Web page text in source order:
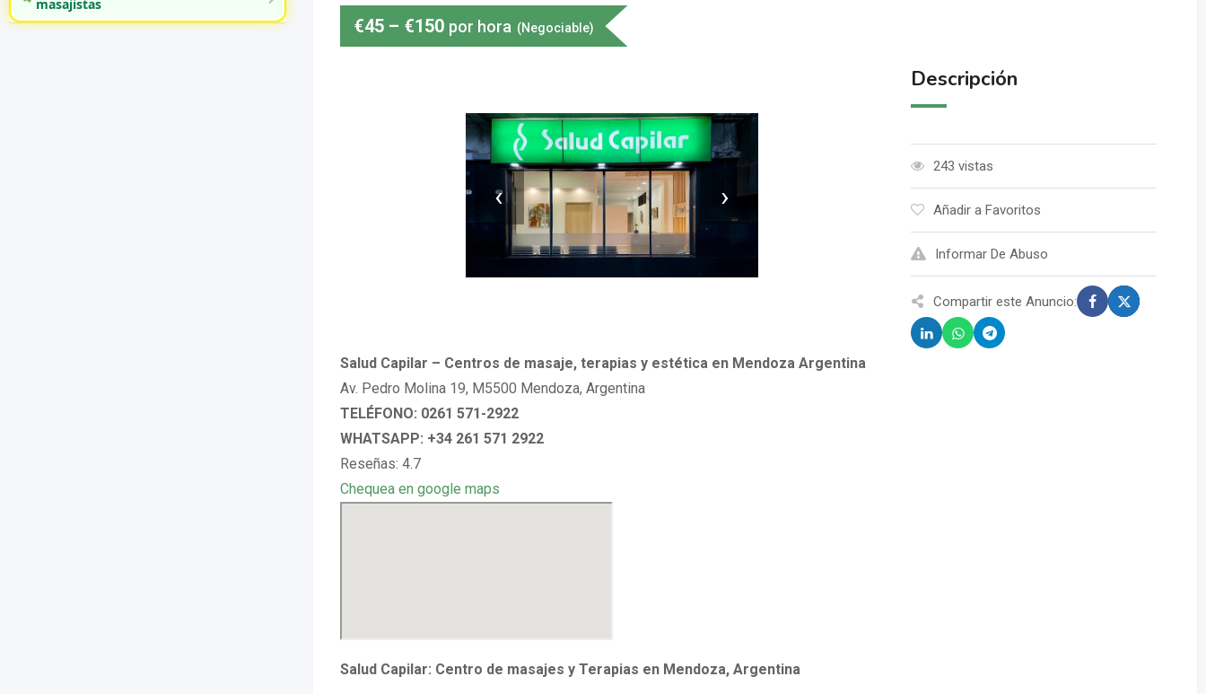
masajistas
€45 – €150 por hora (Negociable)
‹ ›
Salud Capilar – Centros de masaje, terapias y estética en Mendoza Argentina
Av. Pedro Molina 19, M5500 Mendoza, Argentina
TELÉFONO: 0261 571-2922
WHATSAPP: +34 261 571 2922
Reseñas: 4.7
Chequea en google maps
Salud Capilar: Centro de masajes y Terapias en Mendoza, Argentina
Descripción
243 vistas
Añadir a Favoritos
Informar De Abuso
Compartir este Anuncio: